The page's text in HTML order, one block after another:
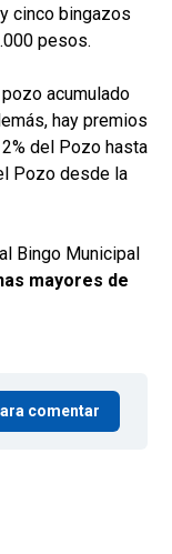
cinco bingazos
pesos.
acumulado
hay premios
del Pozo hasta
Pozo desde la
Bingo Municipal
mayores de
comentar